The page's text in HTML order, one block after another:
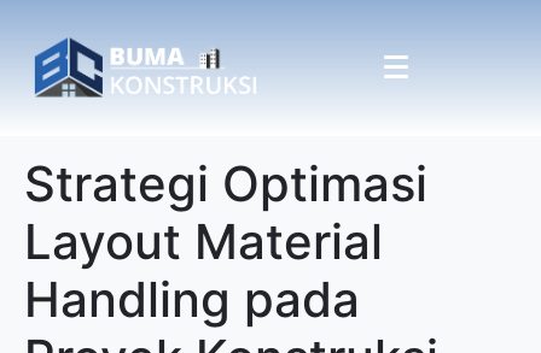
Strategi Optimasi
Layout Material
Handling pada